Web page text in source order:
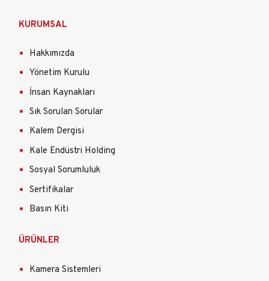
KURUMSAL
Hakkımızda
Yönetim Kurulu
İnsan Kaynakları
Sık Sorulan Sorular
Kalem Dergisi
Kale Endüstri Holding
Sosyal Sorumluluk
Sertifikalar
Basın Kiti
ÜRÜNLER
Kamera Sistemleri